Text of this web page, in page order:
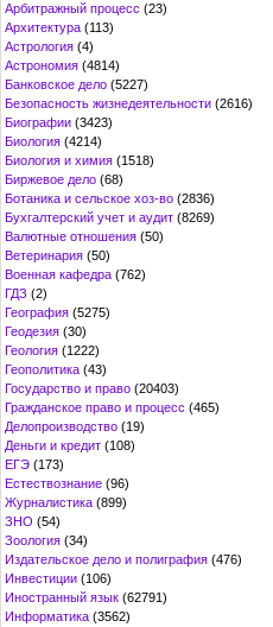
Арбитражный процесс (23)
Архитектура (113)
Астрология (4)
Астрономия (4814)
Банковское дело (5227)
Безопасность жизнедеятельности (2616)
Биографии (3423)
Биология (4214)
Биология и химия (1518)
Биржевое дело (68)
Ботаника и сельское хоз-во (2836)
Бухгалтерский учет и аудит (8269)
Валютные отношения (50)
Ветеринария (50)
Военная кафедра (762)
ГДЗ (2)
География (5275)
Геодезия (30)
Геология (1222)
Геополитика (43)
Государство и право (20403)
Гражданское право и процесс (465)
Делопроизводство (19)
Деньги и кредит (108)
ЕГЭ (173)
Естествознание (96)
Журналистика (899)
ЗНО (54)
Зоология (34)
Издательское дело и полиграфия (476)
Инвестиции (106)
Иностранный язык (62791)
Информатика (3562)